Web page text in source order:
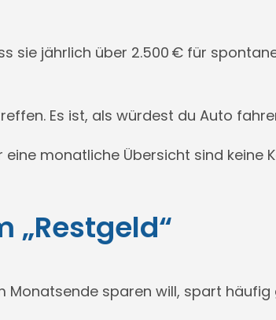
sie jährlich über 2.500 € für
Es ist, als würdest du Auto
monatliche Übersicht sind keine
„Restgeld“
Monatsende sparen will, spart häufig